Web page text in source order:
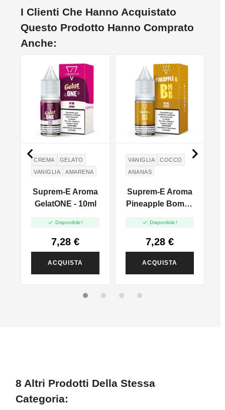
I Clienti Che Hanno Acquistato
Questo Prodotto Hanno Comprato
Anche:
CREMA
GELATO
VANIGLIA
AMARENA
Suprem-E Aroma
GelatONE - 10ml
 Disponibile!
7,28 €
ACQUISTA
VANIGLIA
COCCO
ANANAS
Suprem-E Aroma
Pineapple Bomb -
 Disponibile!
7,28 €
ACQUISTA
 
8 Altri Prodotti Della Stessa
Categoria: